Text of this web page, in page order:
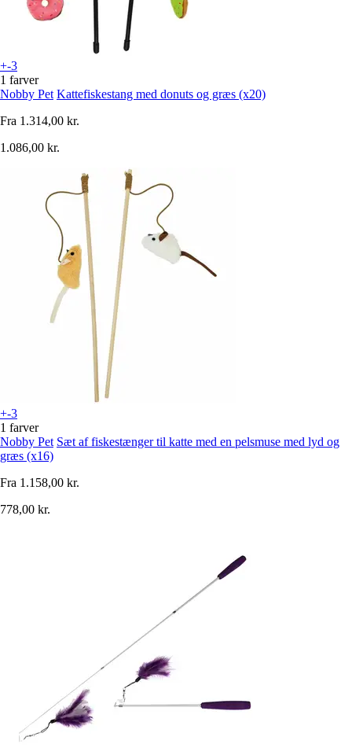
+-3
1 farver
Nobby Pet Kattefiskestang med donuts og græs (x20)
Fra 1.314,00 kr.
1.086,00 kr.
+-3
1 farver
Nobby Pet Sæt af fiskestænger til katte med en pelsmuse med lyd og
græs (x16)
Fra 1.158,00 kr.
778,00 kr.